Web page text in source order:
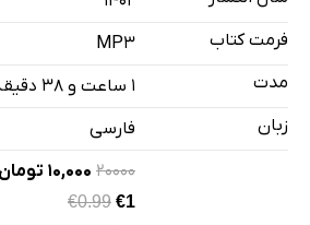
فرمت کتاب
MP3
مدت
۱ ساعت و ۳۸ دقیقه
زبان
فارسی
۲۰۰۰۰ ۱۰,۰۰۰ تومان
€0.99 €1